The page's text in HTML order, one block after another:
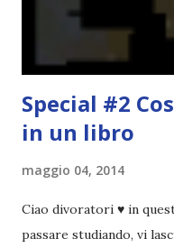
TBR+OBIETTIVI Questa
Special #2
in un libro
maggio 04, 2014
Ciao divoratori ♥ in
passare studiando, vi